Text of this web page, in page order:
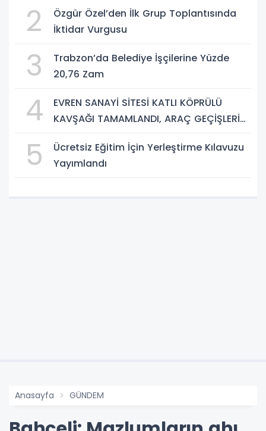
2
Özgür Özel’den İlk Grup Toplantısında
İktidar Vurgusu
3
Trabzon’da Belediye İşçilerine Yüzde
20,76 Zam
4
EVREN SANAYİ SİTESİ KATLI KÖPRÜLÜ
KAVŞAĞI TAMAMLANDI, ARAÇ GEÇİŞLERİ
5
Ücretsiz Eğitim İçin Yerleştirme Kılavuzu
Yayımlandı
Anasayfa GÜNDEM